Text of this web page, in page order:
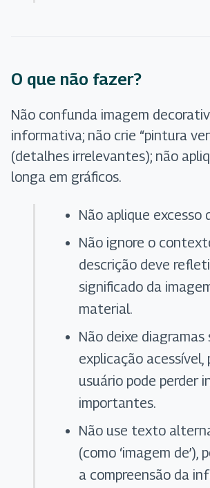
O que não fazer?
Não confunda imagem
informativa; não crie “pintura
(detalhes irrelevantes); não
longa em gráficos.
Não aplique excesso
Não ignore o
descrição deve
significado da
material.
Não deixe diagramas
explicação acessível,
usuário pode perder
importantes.
Não use texto
(como ‘imagem de’),
a compreensão da